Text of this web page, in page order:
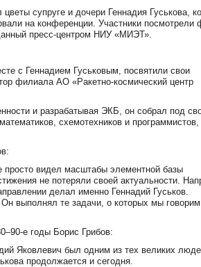
супруге и дочери Геннадия Гуськова,
на конференции. Участники посмотрели
пресс-центром НИУ «МИЭТ».
с Геннадием Гуськовым, посвятили свои
филиала АО «Ракетно-космический центр
и разрабатывая ЭКБ, он собрал под
схемотехников и программистов,
видел масштабы элементной базы
не потеряли своей актуальности.
делал именно Геннадий Гуськов.
выполнял те задачи, о которых мы говорим
е годы Борис Грибов:
Яковлевич был одним из тех великих
продолжается и сегодня.